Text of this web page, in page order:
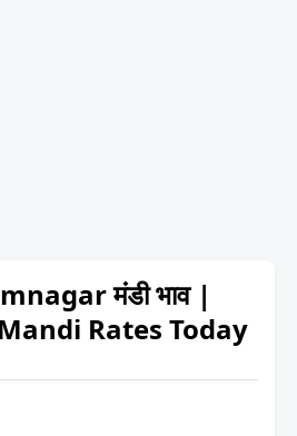
मंडी भाव |
Rates Today